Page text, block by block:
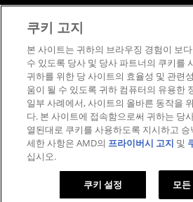
이사위원회
거버넌스 문서
SEC 신고서
상표
공급망 투명성
공정 및 공개 경쟁
영국 세금 전략
쿠키 정책
쿠키 설정
쿠키 고지
본 사이트는 귀하의 브라우징 경험이 보
수 있도록 당사 및 당사 파트너의 쿠키를
귀하를 위한 당 사이트의 효율성 및 관련
움이 될 수 있도록 귀하 컴퓨터의 유용한
일부 사례에서, 사이트의 올바른 동작을
다. 본 사이트에 접속함으로써 귀하는 당
열된대로 쿠키를 사용하도록 지시하고
세한 사항은 AMD의 프라이버시 고지 및
십시오.
쿠키 설정 모